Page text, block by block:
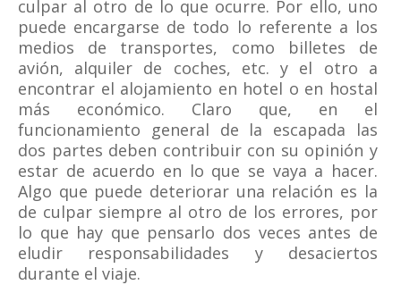
culpar al otro de lo que ocurre. Por ello, uno
puede encargarse de todo lo referente a los
medios de transportes, como billetes de
avión, alquiler de coches, etc. y el otro a
encontrar el alojamiento en hotel o en hostal
más económico. Claro que, en el
funcionamiento general de la escapada las
dos partes deben contribuir con su opinión y
estar de acuerdo en lo que se vaya a hacer.
Algo que puede deteriorar una relación es la
de culpar siempre al otro de los errores, por
lo que hay que pensarlo dos veces antes de
eludir responsabilidades y desaciertos
durante el viaje.